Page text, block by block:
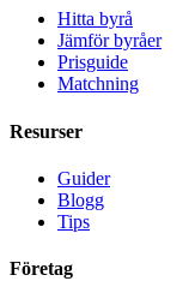
Hitta byrå
Jämför byråer
Prisguide
Matchning
Resurser
Guider
Blogg
Tips
Företag